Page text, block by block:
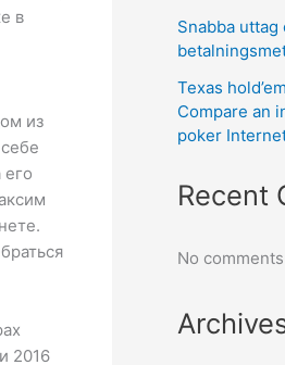
в
из
2016
Snabba
Texas
Compare an
poker
Recent
No